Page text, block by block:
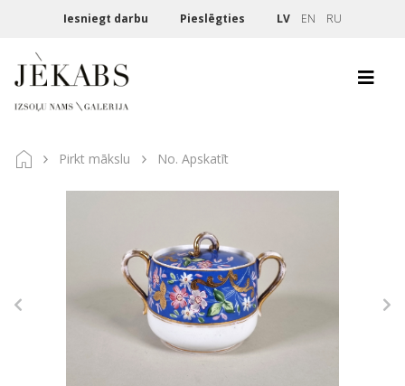
Iesniegt darbu Pieslēgties LV EN RU
Pirkt mākslu No. Apskatīt